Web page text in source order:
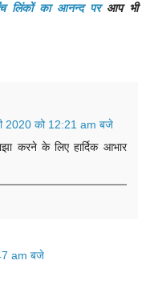
लिंकों का आनन्द पर आप भी
2020 को 12:21 am बजे
करने के लिए हार्दिक आभार
am बजे